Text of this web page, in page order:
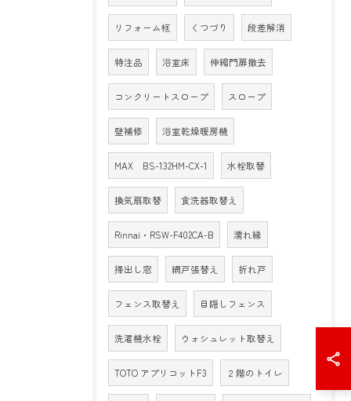
リフォーム框 くつづり 段差解消
特注品 浴室床 伸縮門扉撤去
コンクリートスロープ スロープ
壁補修 浴室乾燥暖房機
MAX BS-132HM-CX-1 水栓取替
換気扇取替 食洗器取替え
Rinnai・RSW-F402CA-B 濡れ縁
掃出し窓 網戸張替え 折れ戸
フェンス取替え 目隠しフェンス
洗濯機水栓 ウォシュレット取替え
TOTO アプリコットF3 ２階のトイレ